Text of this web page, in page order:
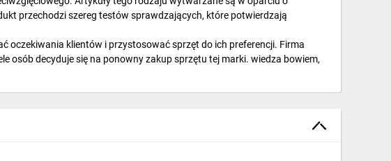
przechodzi szereg testów sprawdzających, które potwierdzają
oczekiwania klientów i przystosować sprzęt do ich preferencji. Firma
osób decyduje się na ponowny zakup sprzętu tej marki. wiedza bowiem,